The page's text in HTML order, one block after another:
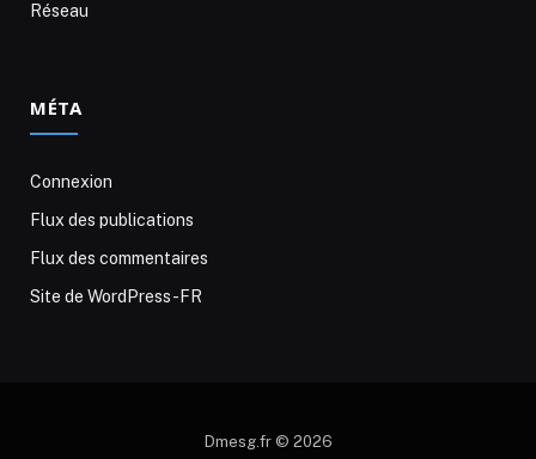
Réseau
MÉTA
Connexion
Flux des publications
Flux des commentaires
Site de WordPress-FR
Dmesg.fr © 2026